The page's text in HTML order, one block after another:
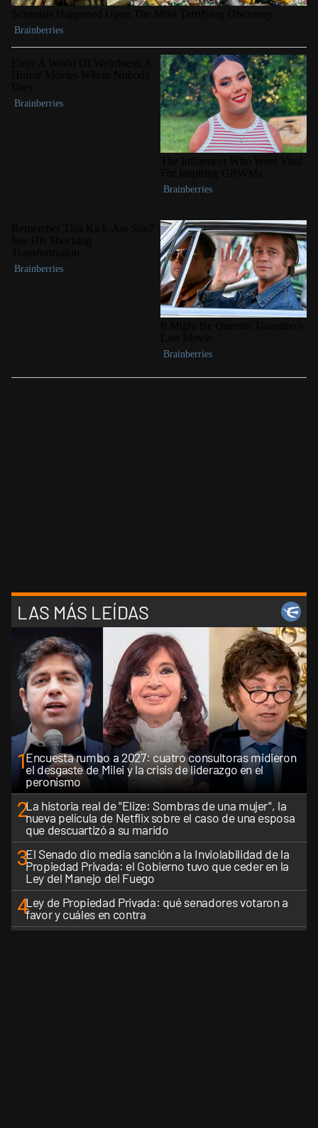
LAS MÁS LEÍDAS
1Encuesta rumbo a 2027: cuatro consultoras midieron
el desgaste de Milei y la crisis de liderazgo en el
peronismo
2La historia real de "Elize: Sombras de una mujer", la
nueva película de Netflix sobre el caso de una esposa
que descuartizó a su marido
3El Senado dio media sanción a la Inviolabilidad de la
Propiedad Privada: el Gobierno tuvo que ceder en la
Ley del Manejo del Fuego
4Ley de Propiedad Privada: qué senadores votaron a
favor y cuáles en contra